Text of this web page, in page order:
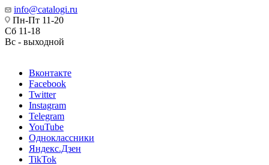
info@catalogi.ru
Пн-Пт 11-20
Сб 11-18
Вс - выходной
Вконтакте
Facebook
Twitter
Instagram
Telegram
YouTube
Одноклассники
Яндекс.Дзен
TikTok